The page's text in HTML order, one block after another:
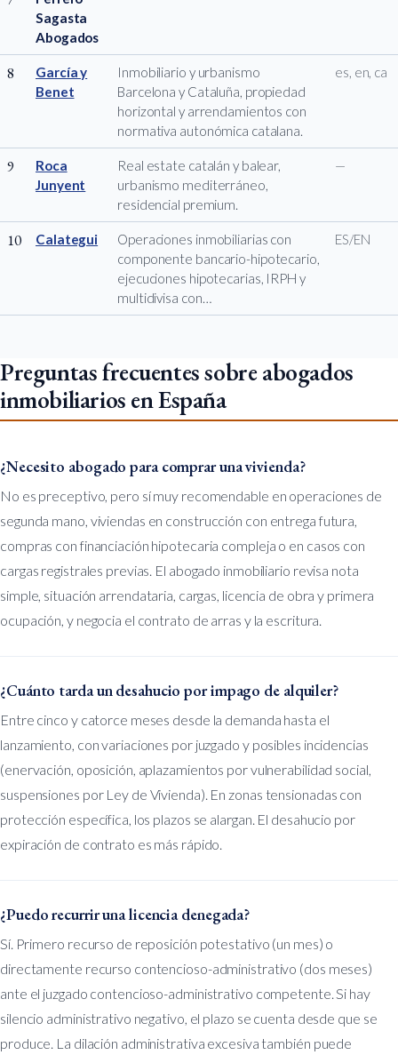
Sagasta
Abogados
8
García y
Benet
Inmobiliario y urbanismo
Barcelona y Cataluña, propiedad
horizontal y arrendamientos con
normativa autonómica catalana.
es, en, ca
9
Roca
Junyent
Real estate catalán y balear,
urbanismo mediterráneo,
residencial premium.
—
10 Calategui
Operaciones inmobiliarias con
componente bancario-hipotecario,
ejecuciones hipotecarias, IRPH y
multidivisa con…
ES/EN
Preguntas frecuentes sobre abogados
inmobiliarios en España
¿Necesito abogado para comprar una vivienda?
No es preceptivo, pero sí muy recomendable en operaciones de
segunda mano, viviendas en construcción con entrega futura,
compras con financiación hipotecaria compleja o en casos con
cargas registrales previas. El abogado inmobiliario revisa nota
simple, situación arrendataria, cargas, licencia de obra y primera
ocupación, y negocia el contrato de arras y la escritura.
¿Cuánto tarda un desahucio por impago de alquiler?
Entre cinco y catorce meses desde la demanda hasta el
lanzamiento, con variaciones por juzgado y posibles incidencias
(enervación, oposición, aplazamientos por vulnerabilidad social,
suspensiones por Ley de Vivienda). En zonas tensionadas con
protección específica, los plazos se alargan. El desahucio por
expiración de contrato es más rápido.
¿Puedo recurrir una licencia denegada?
Sí. Primero recurso de reposición potestativo (un mes) o
directamente recurso contencioso-administrativo (dos meses)
ante el juzgado contencioso-administrativo competente. Si hay
silencio administrativo negativo, el plazo se cuenta desde que se
produce. La dilación administrativa excesiva también puede